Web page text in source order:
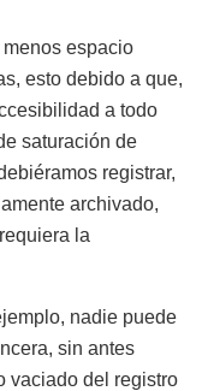
espacio
esto debido a que,
a todo
saturación de
registrar,
archivado,
la
nadie puede
sin antes
vaciado del registro